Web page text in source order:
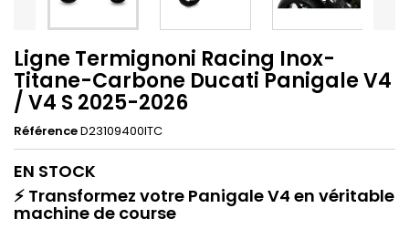
Ligne Termignoni Racing Inox-
Titane-Carbone Ducati Panigale V4
/ V4 S 2025-2026
RéférenceD23109400ITC
EN STOCK
⚡ Transformez votre Panigale V4 en véritable
machine de course